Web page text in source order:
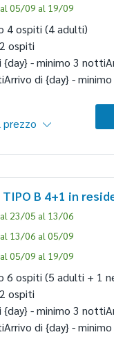
05/09 al 19/09
4 ospiti (4 adulti)
ospiti
{day} -minimo 3 notti
Arrivo di {day} -
prezzo
di circa 35 mq;
angolo cottura;
letto con 2 letti singoli
bidet. Balcone
di soggiorni
della Direzione il cambio
B 4+1 in
23/05 al 13/06
13/06 al 05/09
05/09 al 19/09
6 ospiti (5 adulti + 1
ospiti
{day} -minimo 3 notti
Arrivo di {day} -